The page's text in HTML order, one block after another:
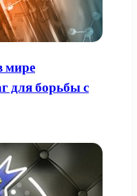
мире
для борьбы с